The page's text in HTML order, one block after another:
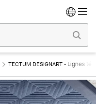
TECTUM DESIGNART - Lignes